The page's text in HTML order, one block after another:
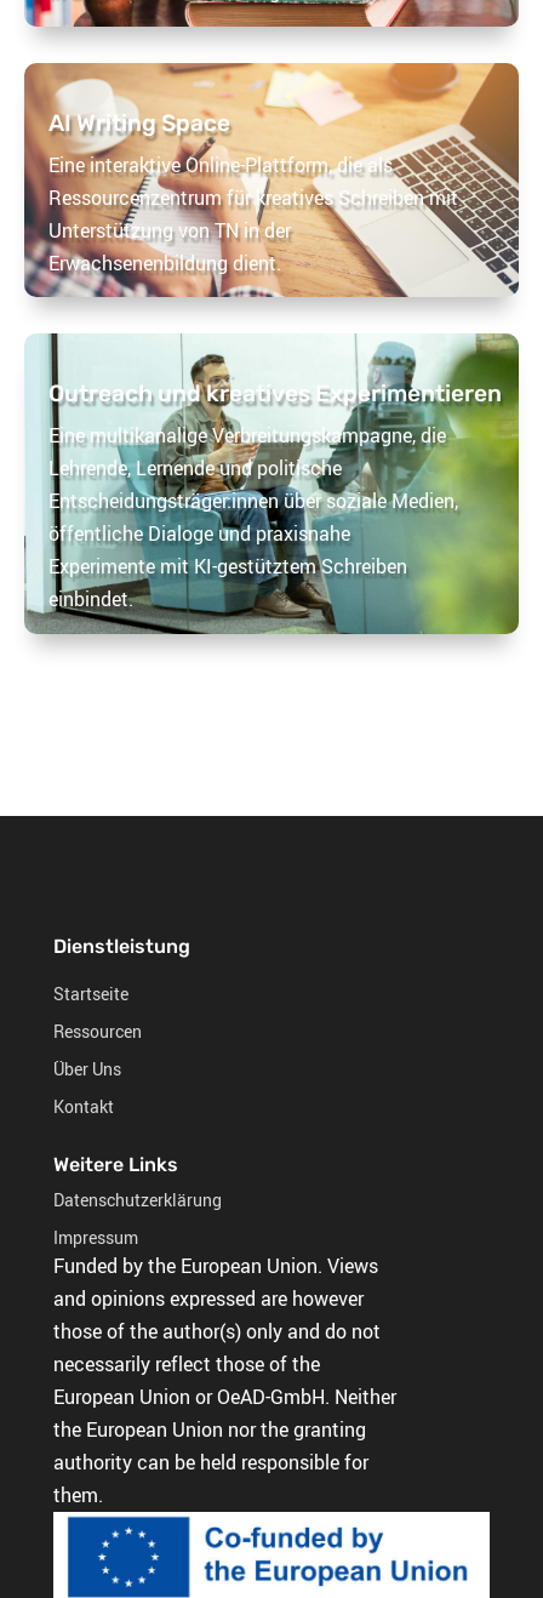
AI Writing Space
Eine interaktive Online-Plattform, die als
Ressourcenzentrum für kreatives Schreiben mit
Unterstützung von TN in der
Erwachsenenbildung dient.
Outreach und kreatives Experimentieren
Eine multikanalige Verbreitungskampagne, die
Lehrende, Lernende und politische
Entscheidungsträger:innen über soziale Medien,
öffentliche Dialoge und praxisnahe
Experimente mit KI-gestütztem Schreiben
einbindet.
Dienstleistung
Startseite
Ressourcen
Über Uns
Kontakt
Weitere Links
Datenschutzerklärung
Impressum
Funded by the European Union. Views
and opinions expressed are however
those of the author(s) only and do not
necessarily reflect those of the
European Union or OeAD-GmbH. Neither
the European Union nor the granting
authority can be held responsible for
them.